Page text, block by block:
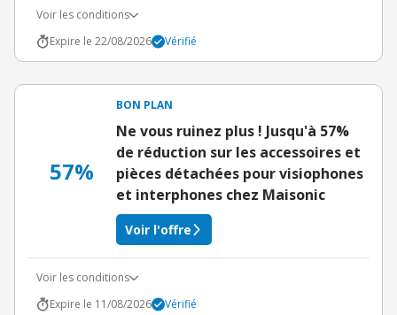
Voir les conditions
Expire le 22/08/2026
Vérifié
57%
BON PLAN
Ne vous ruinez plus ! Jusqu'à 57%
de réduction sur les accessoires et
pièces détachées pour visiophones
et interphones chez Maisonic
Voir l'offre
Voir les conditions
Expire le 11/08/2026
Vérifié